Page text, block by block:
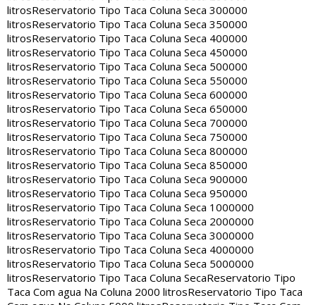
litrosReservatorio Tipo Taca Coluna Seca 300000
litrosReservatorio Tipo Taca Coluna Seca 350000
litrosReservatorio Tipo Taca Coluna Seca 400000
litrosReservatorio Tipo Taca Coluna Seca 450000
litrosReservatorio Tipo Taca Coluna Seca 500000
litrosReservatorio Tipo Taca Coluna Seca 550000
litrosReservatorio Tipo Taca Coluna Seca 600000
litrosReservatorio Tipo Taca Coluna Seca 650000
litrosReservatorio Tipo Taca Coluna Seca 700000
litrosReservatorio Tipo Taca Coluna Seca 750000
litrosReservatorio Tipo Taca Coluna Seca 800000
litrosReservatorio Tipo Taca Coluna Seca 850000
litrosReservatorio Tipo Taca Coluna Seca 900000
litrosReservatorio Tipo Taca Coluna Seca 950000
litrosReservatorio Tipo Taca Coluna Seca 1000000
litrosReservatorio Tipo Taca Coluna Seca 2000000
litrosReservatorio Tipo Taca Coluna Seca 3000000
litrosReservatorio Tipo Taca Coluna Seca 4000000
litrosReservatorio Tipo Taca Coluna Seca 5000000
litrosReservatorio Tipo Taca Coluna SecaReservatorio Tipo
Taca Com agua Na Coluna 2000 litrosReservatorio Tipo Taca